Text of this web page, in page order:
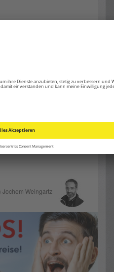
Mit
sorgen Sie für
Jochem Weingartz